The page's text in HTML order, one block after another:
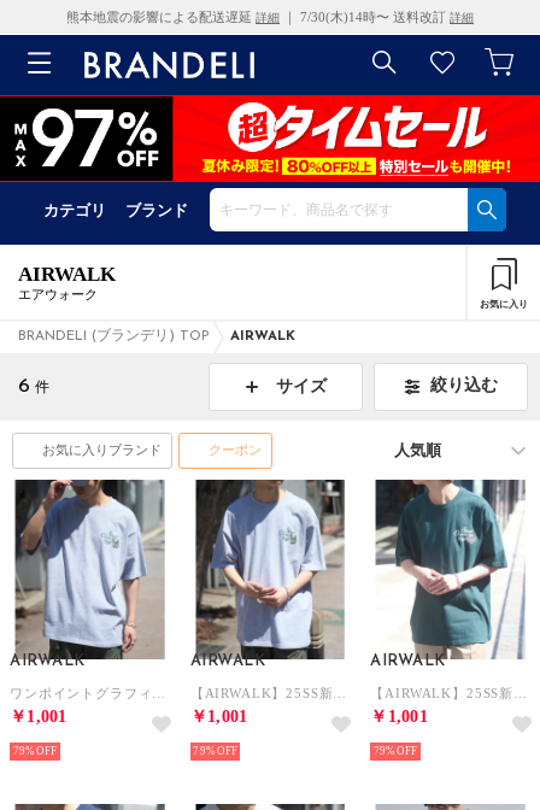
熊本地震の影響による配送遅延 詳細 ｜ 7/30(木)14時〜 送料改訂 詳細
カテゴリ ブランド
AIRWALK
エアウォーク
お気に入り
BRANDELI (ブランデリ) TOP AIRWALK
6 件 サイズ 絞り込む
お気に入りブランド クーポン
AIRWALK
￥1,001
79%
AIRWALK
￥1,001
79%
AIRWALK
￥1,001
79%